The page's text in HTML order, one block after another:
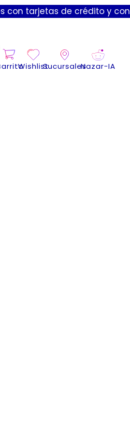
tarjetas de crédito y
WishlistSucursalesNazar-IA